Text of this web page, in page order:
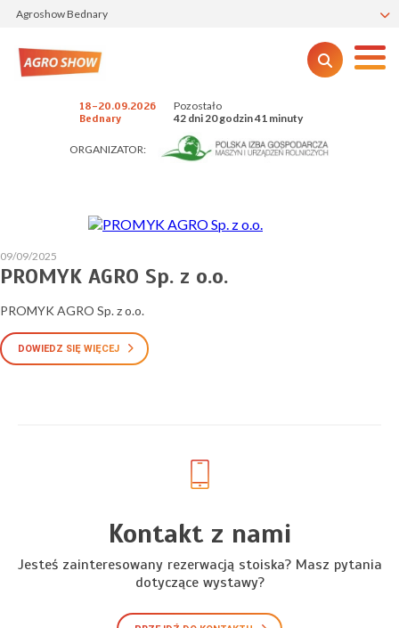
Agroshow Bednary
18-20.09.2026
Bednary
Pozostało
42 dni 20 godzin 41 minuty
ORGANIZATOR:
09/09/2025
PROMYK AGRO Sp. z o.o.
PROMYK AGRO Sp. z o.o.
DOWIEDZ SIĘ WIĘCEJ
Kontakt z nami
Jesteś zainteresowany rezerwacją stoiska? Masz pytania
dotyczące wystawy?